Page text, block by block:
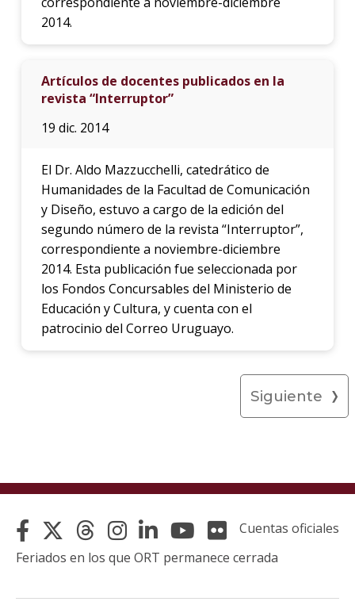
2014.
Artículos de docentes publicados en la
revista “Interruptor”
19 dic. 2014
El Dr. Aldo Mazzucchelli, catedrático de
Humanidades de la Facultad de Comunicación
y Diseño, estuvo a cargo de la edición del
segundo número de la revista “Interruptor”,
correspondiente a noviembre-diciembre
2014. Esta publicación fue seleccionada por
los Fondos Concursables del Ministerio de
Educación y Cultura, y cuenta con el
patrocinio del Correo Uruguayo.
Siguiente
Cuentas oficiales
Feriados en los que ORT permanece cerrada